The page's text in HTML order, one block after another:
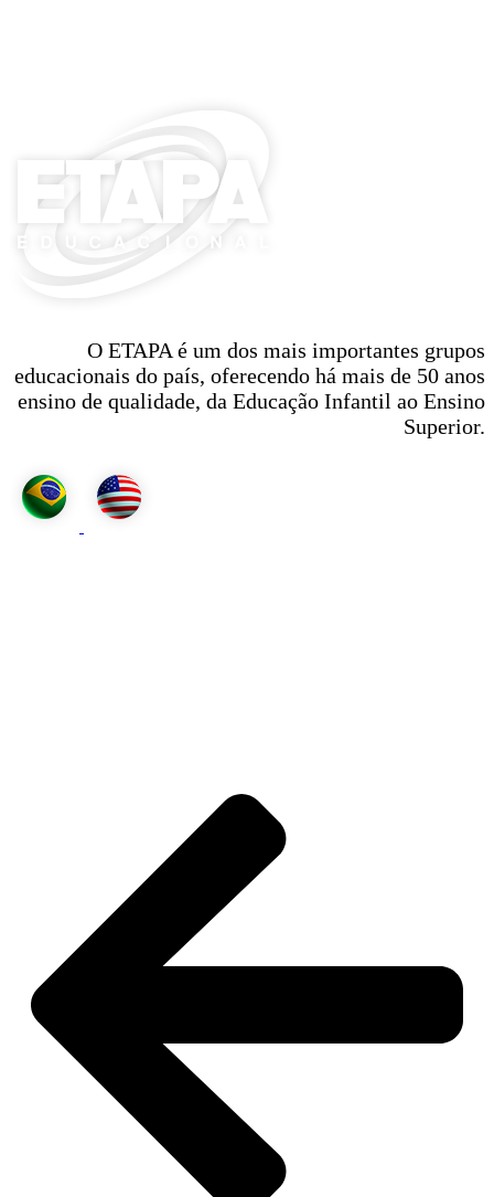
O ETAPA é um dos mais importantes grupos
educacionais do país, oferecendo há mais de 50 anos
ensino de qualidade, da Educação Infantil ao Ensino
Superior.